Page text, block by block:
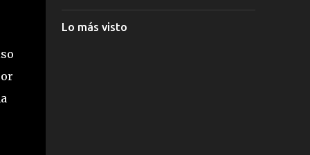
Lo más visto